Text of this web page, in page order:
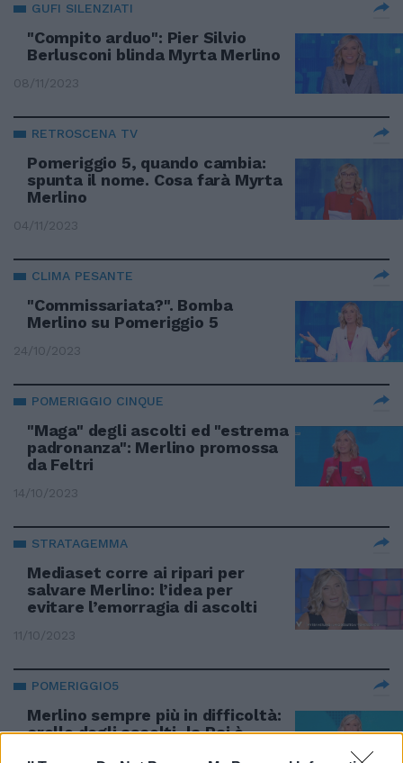
GUFI SILENZIATI
"Compito arduo": Pier Silvio
Berlusconi blinda Myrta Merlino
08/11/2023
RETROSCENA TV
Pomeriggio 5, quando cambia:
spunta il nome. Cosa farà Myrta
Merlino
04/11/2023
CLIMA PESANTE
"Commissariata?". Bomba
Merlino su Pomeriggio 5
24/10/2023
POMERIGGIO CINQUE
"Maga" degli ascolti ed "estrema
padronanza": Merlino promossa
da Feltri
14/10/2023
STRATAGEMMA
Mediaset corre ai ripari per
salvare Merlino: l’idea per
evitare l’emorragia di ascolti
11/10/2023
POMERIGGIO5
Merlino sempre più in difficoltà:
crollo degli ascolti, la Rai è